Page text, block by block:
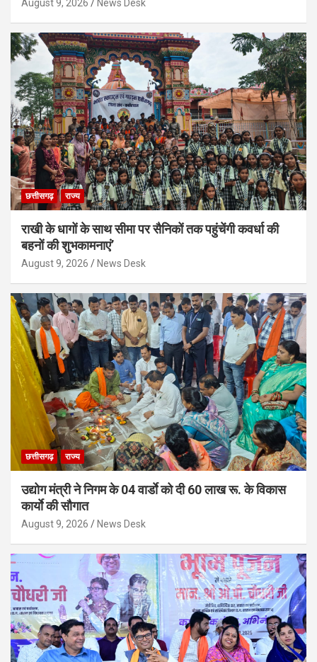
August 9, 2026 News Desk
छत्तीसगढ़ राज्य
राखी के धागों के साथ सीमा पर सैनिकों तक पहुंचेंगी कवर्धा की
बहनों की शुभकामनाएं’
August 9, 2026 News Desk
छत्तीसगढ़ राज्य
उद्योग मंत्री ने निगम के 04 वार्डाे को दी 60 लाख रू. के विकास
कार्याे की सौगात
August 9, 2026 News Desk